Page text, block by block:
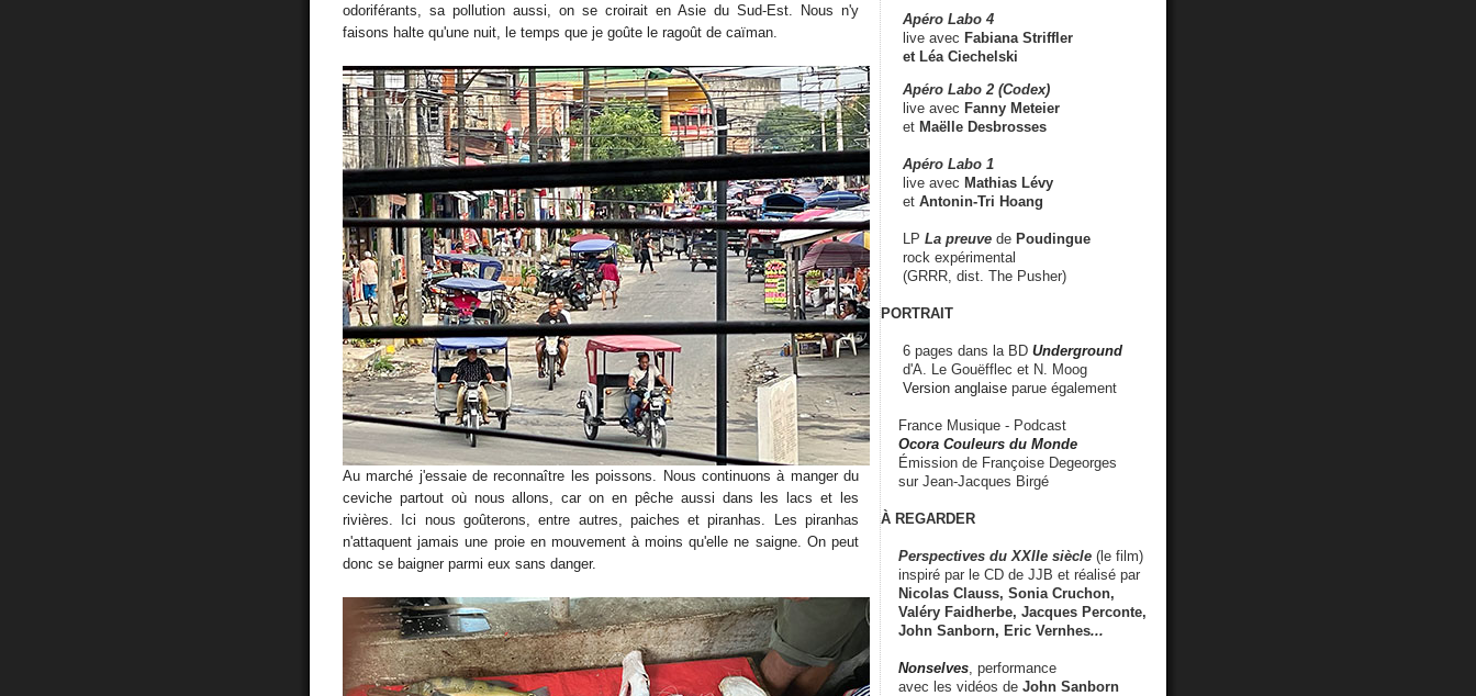
odoriférants, sa pollution aussi, on se croirait en Asie du Sud-Est. Nous n'y
faisons halte qu'une nuit, le temps que je goûte le ragoût de caïman.
Au marché j'essaie de reconnaître les poissons. Nous continuons à manger du
ceviche partout où nous allons, car on en pêche aussi dans les lacs et les
rivières. Ici nous goûterons, entre autres, paiches et piranhas. Les piranhas
n'attaquent jamais une proie en mouvement à moins qu'elle ne saigne. On peut
donc se baigner parmi eux sans danger.
Apéro Labo 4
live avec Fabiana Striffler
et Léa Ciechelski
Apéro Labo 2 (Codex)
live avec Fanny Meteier
et Maëlle Desbrosses
Apéro Labo 1
live avec Mathias Lévy
et Antonin-Tri Hoang
LP La preuve de Poudingue
rock expérimental
(GRRR, dist. The Pusher)
PORTRAIT
6 pages dans la BD Underground
d'A. Le Gouëfflec et N. Moog
Version anglaise parue également
France Musique - Podcast
Ocora Couleurs du Monde
Émission de Françoise Degeorges
sur Jean-Jacques Birgé
À REGARDER
Perspectives du XXIIe siècle (le film)
inspiré par le CD de JJB et réalisé par
Nicolas Clauss, Sonia Cruchon,
Valéry Faidherbe, Jacques Perconte,
John Sanborn, Eric Vernhes...
Nonselves , performance
avec les vidéos de John Sanborn